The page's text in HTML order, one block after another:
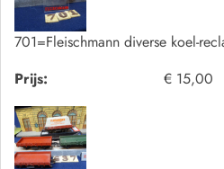
701=Fleischmann diverse koel-
Prijs:
€ 15,00